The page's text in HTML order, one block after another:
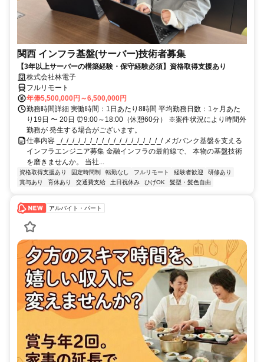
関西 インフラ基盤(サーバー)技術者募集
【3年以上サーバーの構築経験・保守経験必須】資格取得支援あり
株式会社林電子
フルリモート
年俸5,500,000円～6,500,000円
勤務時間詳細 実働時間：1日あたり8時間 平均勤務日数：1ヶ月あた
り19日 〜 20日 ⏰9:00～18:00（休憩60分） ※案件状況により時間外
勤務が 発生する場合がございます。
仕事内容 _/_/_/_/_/_/_/_/_/_/_/_/_/_/_/_/_/_/ メガバンク基盤を支える
インフラエンジニア募集 金融インフラの最前線で、 本物の基盤技術
を磨きませんか。 当社...
資格取得支援あり 固定時間制 転勤なし フルリモート 経験者歓迎
研修あり
賞与あり
育休あり 交通費支給 土日祝休み ひげOK 髪型・髪色自由
アルバイト・パート